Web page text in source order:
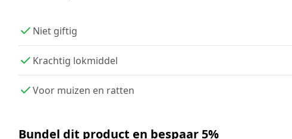
Niet giftig
Krachtig lokmiddel
Voor muizen en ratten
Bundel dit product en bespaar 5%